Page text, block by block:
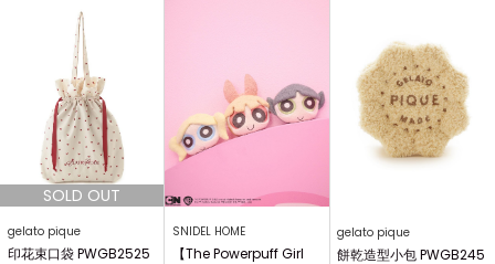
gelato pique
印花束口袋 PWGB2525
SNIDEL HOME
【The Powerpuff Girl
gelato pique
餅乾造型小包 PWGB245